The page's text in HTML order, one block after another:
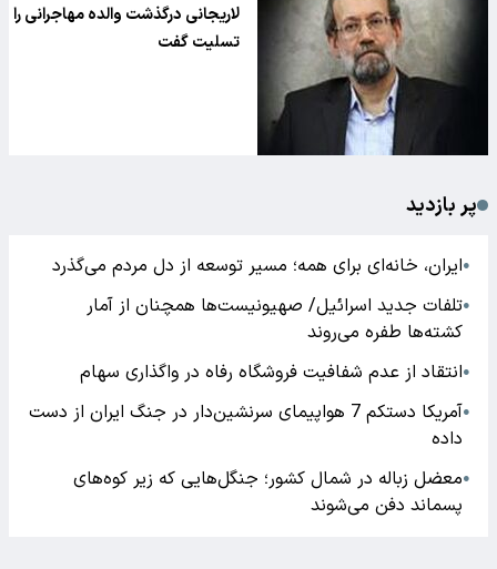
لاریجانی درگذشت والده مهاجرانی را
تسلیت گفت
پر بازدید
●ایران، خانه‌ای برای همه؛ مسیر توسعه از دل مردم می‌گذرد
●تلفات جدید اسرائیل/ صهیونیست‌ها همچنان از آمار
کشته‌ها طفره می‌روند
●انتقاد از عدم شفافیت فروشگاه رفاه در واگذاری سهام
●
آمریکا دستکم 7 هواپیمای سرنشین‌دار در جنگ ایران از دست
داده
●معضل زباله در شمال کشور؛ جنگل‌هایی که زیر کوه‌های
پسماند دفن می‌شوند